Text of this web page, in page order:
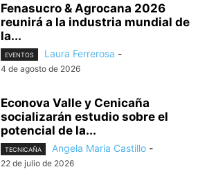
Fenasucro & Agrocana 2026
reunirá a la industria mundial de
la...
EVENTOS Laura Ferrerosa -
4 de agosto de 2026
Econova Valle y Cenicaña
socializarán estudio sobre el
potencial de la...
TECNICAÑA Angela Maria Castillo -
22 de julio de 2026